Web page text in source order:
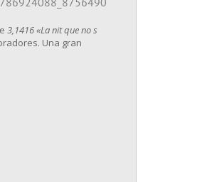
3,1416 «La nit que no s
Una gran